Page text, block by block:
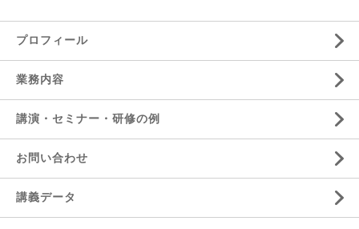
プロフィール
業務内容
講演・セミナー・研修の例
お問い合わせ
講義データ